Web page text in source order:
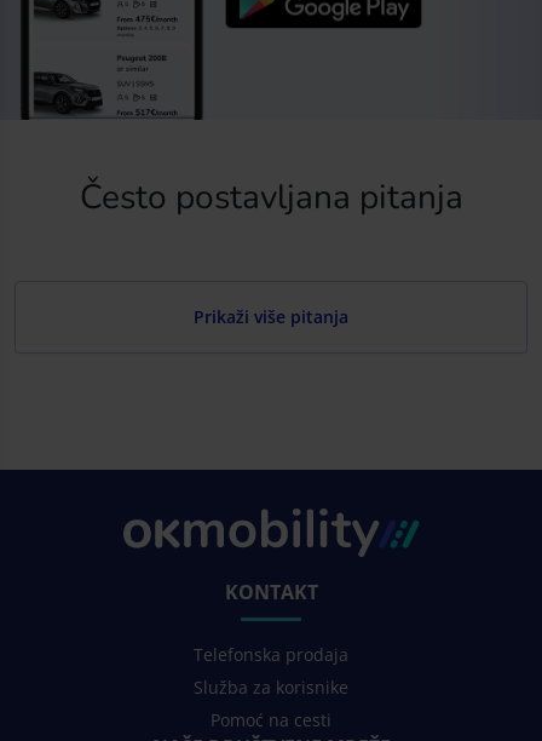
Često postavljana pitanja
Prikaži više pitanja
KONTAKT
Telefonska prodaja
Služba za korisnike
Pomoć na cesti